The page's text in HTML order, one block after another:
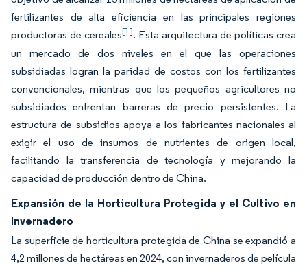
fertilizantes de alta eficiencia en las principales regiones
productoras de cereales[1]. Esta arquitectura de políticas crea
un mercado de dos niveles en el que las operaciones
subsidiadas logran la paridad de costos con los fertilizantes
convencionales, mientras que los pequeños agricultores no
subsidiados enfrentan barreras de precio persistentes. La
estructura de subsidios apoya a los fabricantes nacionales al
exigir el uso de insumos de nutrientes de origen local,
facilitando la transferencia de tecnología y mejorando la
capacidad de producción dentro de China.
Expansión de la Horticultura Protegida y el Cultivo en
Invernadero
La superficie de horticultura protegida de China se expandió a
4,2 millones de hectáreas en 2024, con invernaderos de película